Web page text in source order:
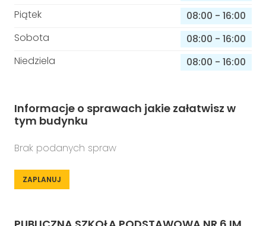
Piątek
08:00 - 16:00
Sobota
08:00 - 16:00
Niedziela
08:00 - 16:00
Informacje o sprawach jakie załatwisz w
tym budynku
Brak podanych spraw
ZAPLANUJ